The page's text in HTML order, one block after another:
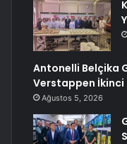
Antonelli Belçika
Verstappen İkinci
Ağustos 5, 2026